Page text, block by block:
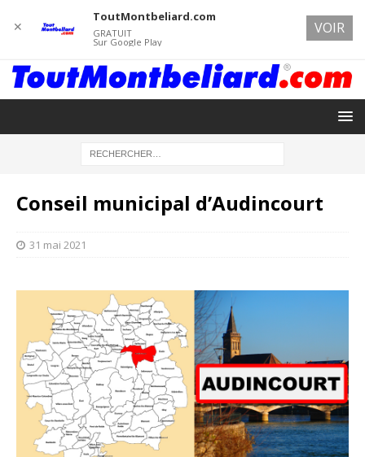
Conseil municipal d’Audincourt
31 mai 2021
✕
ToutMontbeliard.com
GRATUIT
Sur Google Play
VOIR